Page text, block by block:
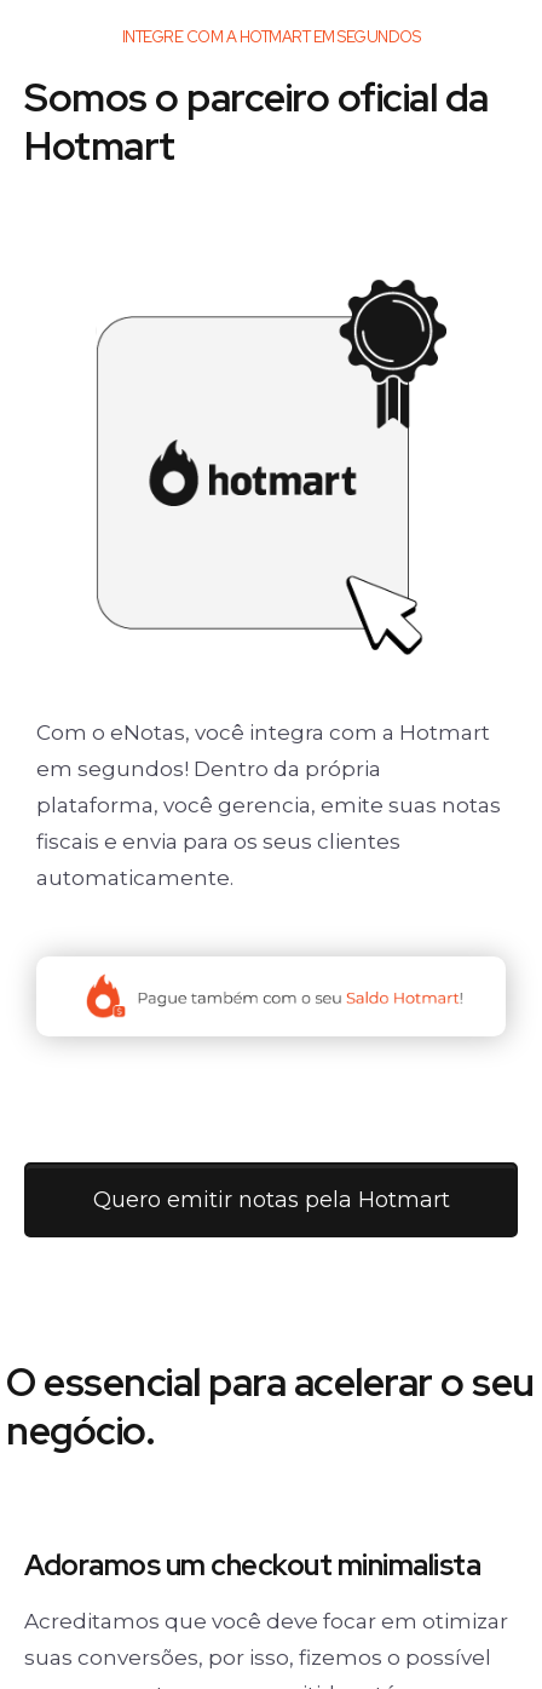
INTEGRE COM A HOTMART EM SEGUNDOS
Somos o parceiro oficial da
Hotmart
Com o eNotas, você integra com a Hotmart
em segundos! Dentro da própria
plataforma, você gerencia, emite suas notas
fiscais e envia para os seus clientes
automaticamente.
Quero emitir notas pela Hotmart
O essencial para acelerar o seu
negócio.
Adoramos umcheckout minimalista
Acreditamos que você deve focar em otimizar
suas conversões, por isso, fizemos o possível